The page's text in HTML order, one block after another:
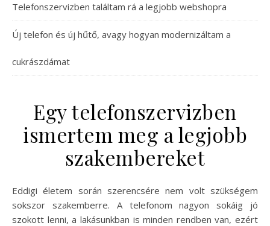
Telefonszervizben találtam rá a legjobb webshopra
Új telefon és új hűtő, avagy hogyan modernizáltam a
cukrászdámat
Egy telefonszervizben
ismertem meg a legjobb
szakembereket
Eddigi életem során szerencsére nem volt szükségem
sokszor szakemberre. A telefonom nagyon sokáig jó
szokott lenni, a lakásunkban is minden rendben van, ezért